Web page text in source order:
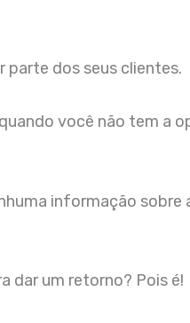
parte dos seus clientes.
você não tem a
informação sobre
dar um retorno? Pois é!